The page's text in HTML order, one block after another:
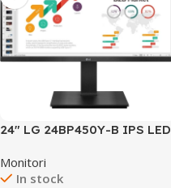
24″ LG 24BP450Y-B IPS LED
Monitori
In stock